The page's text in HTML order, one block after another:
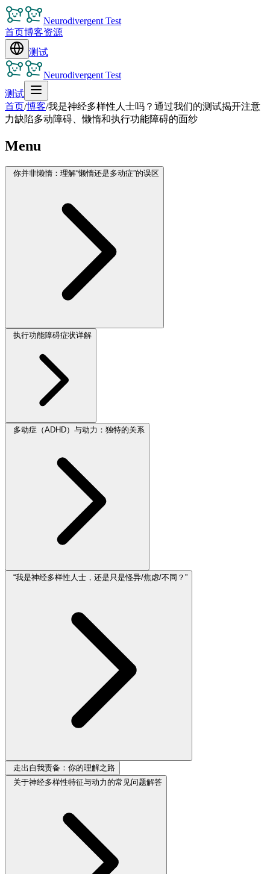
Neurodivergent Test
首页博客资源
测试
Neurodivergent Test
测试
首页/博客/我是神经多样性人士吗？通过我们的测试揭开注意
力缺陷多动障碍、懒惰和执行功能障碍的面纱
Menu
你并非懒惰：理解“懒惰还是多动症”的误区
执行功能障碍症状详解
多动症（ADHD）与动力：独特的关系
“我是神经多样性人士，还是只是怪异/焦虑/不同？”
走出自我责备：你的理解之路
关于神经多样性特征与动力的常见问题解答